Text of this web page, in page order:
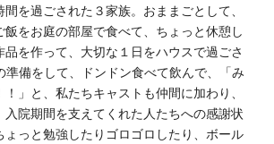
を過ごされた３家族。おままごとして、
をお庭の部屋で食べて、ちょっと休憩し
を作って、大切な１日をハウスで過ごさ
準備をして、ドンドン食べて飲んで、「み
」と、私たちキャストも仲間に加わり、
入院期間を支えてくれた人たちへの感謝状
ょっと勉強したりゴロゴロしたり、ボール